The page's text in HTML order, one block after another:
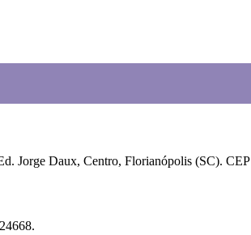
Jorge Daux, Centro, Florianópolis (SC).